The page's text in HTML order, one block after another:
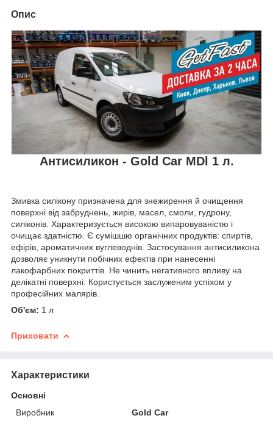
Опис
Антисиликон - Gold Car MDl 1 л.
Змивка силікону призначена для знежирення й очищення
поверхні від забруднень, жирів, масел, смоли, гудрону,
силіконів. Характеризується високою випаровуваністю і
очищає здатністю. Є сумішшю органічних продуктів: спиртів,
ефірів, ароматичних вуглеводнів. Застосування антисиликона
дозволяє уникнути побічних ефектів при нанесенні
лакофарбних покриттів. Не чинить негативного впливу на
делікатні поверхні. Користується заслуженим успіхом у
професійних малярів.
Об'єм: 1 л
Приховати
Характеристики
Основні
Виробник
Gold Car